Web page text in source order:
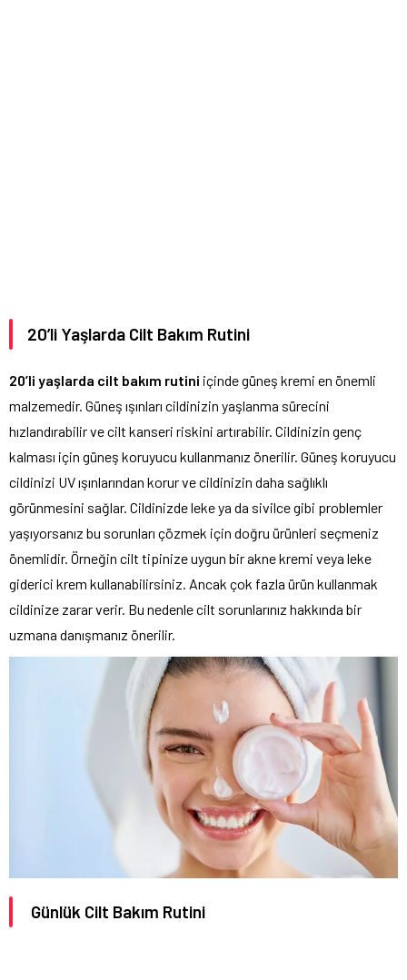
20’li Yaşlarda Cilt Bakım Rutini
20’li yaşlarda cilt bakım rutini içinde güneş kremi en önemli
malzemedir. Güneş ışınları cildinizin yaşlanma sürecini
hızlandırabilir ve cilt kanseri riskini artırabilir. Cildinizin genç
kalması için güneş koruyucu kullanmanız önerilir. Güneş koruyucu
cildinizi UV ışınlarından korur ve cildinizin daha sağlıklı
görünmesini sağlar. Cildinizde leke ya da sivilce gibi problemler
yaşıyorsanız bu sorunları çözmek için doğru ürünleri seçmeniz
önemlidir. Örneğin cilt tipinize uygun bir akne kremi veya leke
giderici krem kullanabilirsiniz. Ancak çok fazla ürün kullanmak
cildinize zarar verir. Bu nedenle cilt sorunlarınız hakkında bir
uzmana danışmanız önerilir.
Günlük Cilt Bakım Rutini